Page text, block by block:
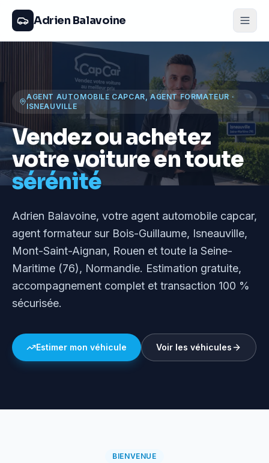
Adrien Balavoine
AGENT AUTOMOBILE CAPCAR, AGENT FORMATEUR ·
ISNEAUVILLE
Vendez ou achetez
votre voiture en toute
sérénité
Adrien Balavoine, votre agent automobile capcar,
agent formateur sur Bois-Guillaume, Isneauville,
Mont-Saint-Aignan, Rouen et toute la Seine-
Maritime (76), Normandie. Estimation gratuite,
accompagnement complet et transaction 100 %
sécurisée.
Estimer mon véhicule Voir les véhicules
BIENVENUE